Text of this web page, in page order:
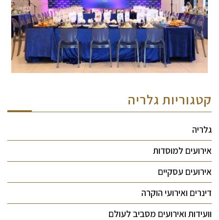
קטגוריות גלריה
גלריה
אירועים למוסדות
אירועים עסקיים
דינרים ואירועי הוקרה
וועידות ואירועים מסביב לעולם